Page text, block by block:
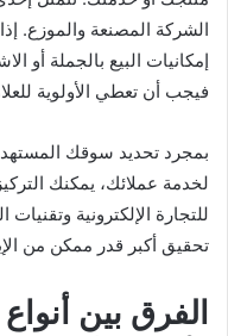
الشركة المصنعة والموزع.
إمكانيات البيع بالجملة أو
فيجب أن تعطي الأولوية
بمجرد تحديد سوقك
لخدمة عملائك، يمكنك
للتجارة الإلكترونية
تحقيق أكبر قدر ممكن من
الفرق بين أنواع